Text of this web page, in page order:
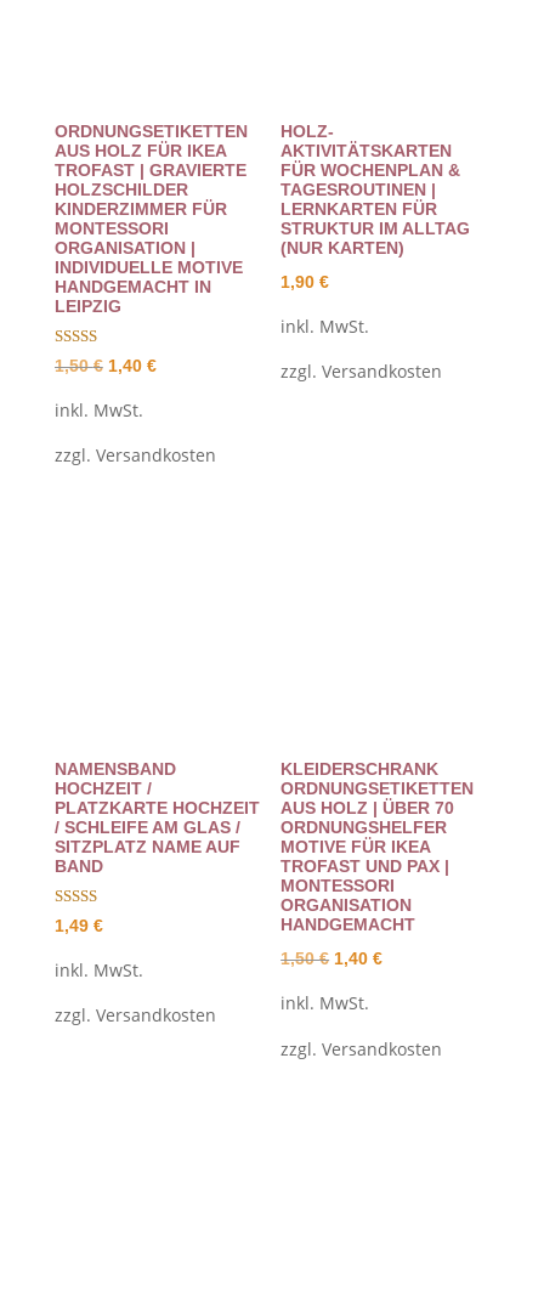
ORDNUNGSETIKETTEN
AUS HOLZ FÜR IKEA
TROFAST | GRAVIERTE
HOLZSCHILDER
KINDERZIMMER FÜR
MONTESSORI
ORGANISATION |
INDIVIDUELLE MOTIVE
HANDGEMACHT IN
LEIPZIG
Bewertet
mit
von 5
1,50€ Ursprünglicher
1,50 €
1,40 €Aktueller
1,40 €.
inkl. MwSt.
zzgl. Versandkosten
HOLZ-
AKTIVITÄTSKARTEN
FÜR WOCHENPLAN &
TAGESROUTINEN |
LERNKARTEN FÜR
STRUKTUR IM ALLTAG
(NUR KARTEN)
1,90€
inkl. MwSt.
zzgl.Versandkosten
NAMENSBAND
HOCHZEIT /
PLATZKARTE HOCHZEIT
/ SCHLEIFE AM GLAS /
SITZPLATZ NAME AUF
BAND
Bewertet mit
5.00
1,49 €
inkl. MwSt.
zzgl. Versandkosten
KLEIDERSCHRANK
ORDNUNGSETIKETTEN
AUS HOLZ | ÜBER 70
ORDNUNGSHELFER
MOTIVE FÜR IKEA
TROFAST UND PAX |
MONTESSORI
ORGANISATION
HANDGEMACHT
1,50€ Ursprünglicher
1,50 €
1,40€Aktueller
1,40 €.
inkl. MwSt.
zzgl.Versandkosten